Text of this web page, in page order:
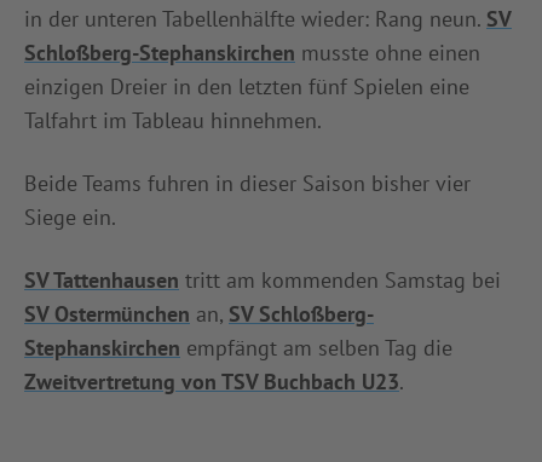
in der unteren Tabellenhälfte wieder: Rang neun. SV
Schloßberg-Stephanskirchen musste ohne einen
einzigen Dreier in den letzten fünf Spielen eine
Talfahrt im Tableau hinnehmen.
Beide Teams fuhren in dieser Saison bisher vier
Siege ein.
SV Tattenhausen tritt am kommenden Samstag bei
SV Ostermünchen an, SV Schloßberg-
Stephanskirchen empfängt am selben Tag die
Zweitvertretung von TSV Buchbach U23.